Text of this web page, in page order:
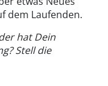
dem Laufenden.
hat Dein
Stell die